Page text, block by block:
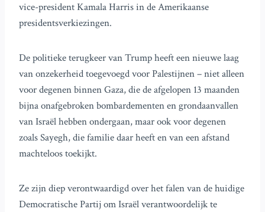
vice-president Kamala Harris in de Amerikaanse
presidentsverkiezingen.
De politieke terugkeer van Trump heeft een nieuwe laag
van onzekerheid toegevoegd voor Palestijnen – niet alleen
voor degenen binnen Gaza, die de afgelopen 13 maanden
bijna onafgebroken bombardementen en grondaanvallen
van Israël hebben ondergaan, maar ook voor degenen
zoals Sayegh, die familie daar heeft en van een afstand
machteloos toekijkt.
Ze zijn diep verontwaardigd over het falen van de huidige
Democratische Partij om Israël verantwoordelijk te